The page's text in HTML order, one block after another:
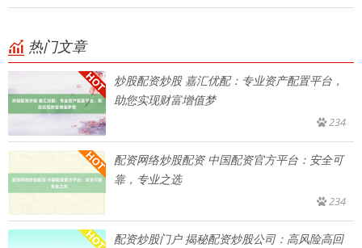
热门文章
炒股配资炒股 嘉汇优配：专业资产配置平台，
助您实现财富增值梦
234
配资网络炒股配资 中国配资官方平台：安全可
靠，专业之选
234
配资炒股门户 揭秘配资炒股公司：高风险高回